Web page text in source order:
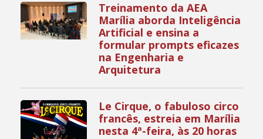
Treinamento da AEA
Marília aborda Inteligência
Artificial e ensina a
formular prompts eficazes
na Engenharia e
Arquitetura
Le Cirque, o fabuloso circo
francês, estreia em Marília
nesta 4ª-feira, às 20 horas